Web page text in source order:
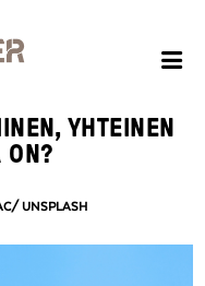
YHTEINEN
UNSPLASH